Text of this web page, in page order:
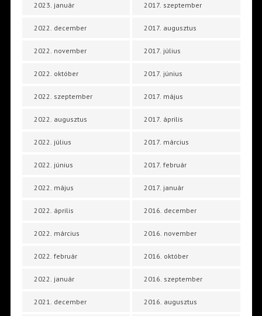
2023. január
2022. december
2022. november
2022. október
2022. szeptember
2022. augusztus
2022. július
2022. június
2022. május
2022. április
2022. március
2022. február
2022. január
2021. december
2017. szeptember
2017. augusztus
2017. július
2017. június
2017. május
2017. április
2017. március
2017. február
2017. január
2016. december
2016. november
2016. október
2016. szeptember
2016. augusztus